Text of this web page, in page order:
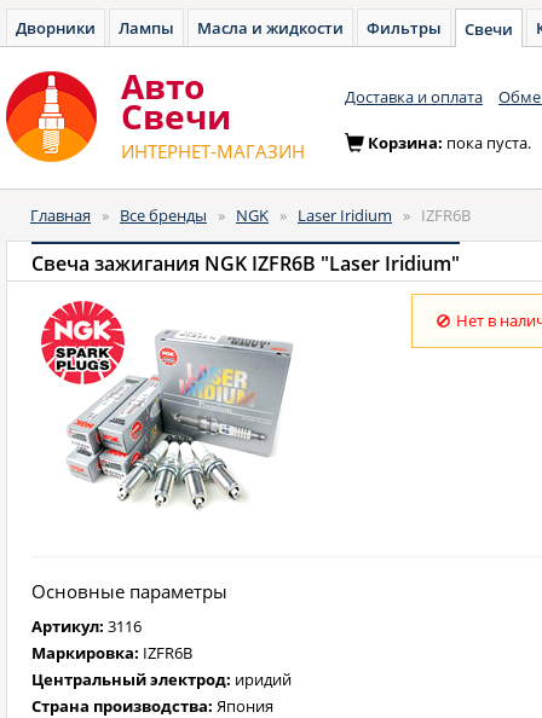
Дворники Лампы Масла и жидкости Фильтры Свечи
Авто
Cвечи
ИНТЕРНЕТ-МАГАЗИН
Доставка и оплата
Корзина: пока пуста.
Главная » Все бренды » NGK » Laser Iridium » IZFR6B
Свеча зажигания NGK IZFR6B "Laser Iridium"
Нет в
Основные параметры
Артикул: 3116
Маркировка: IZFR6B
Центральный электрод: иридий
Страна производства: Япония